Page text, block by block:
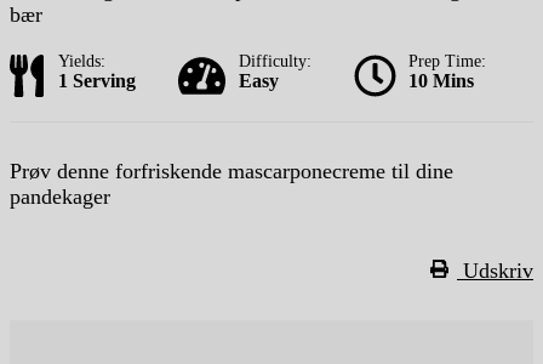
Yields:
1 Serving
Difficulty:
Easy
Prep Time:
10 Mins
Prøv denne forfriskende mascarponecreme til dine
pandekager
Udskriv